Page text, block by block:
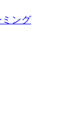
ミング